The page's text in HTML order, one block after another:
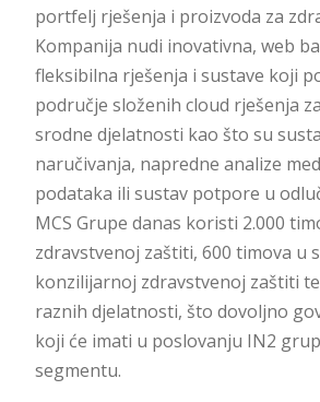
portfelj rješenja i proizvoda za
Kompanija nudi inovativna, web
fleksibilna rješenja i sustave koji
područje složenih cloud rješenja
srodne djelatnosti kao što su
naručivanja, napredne analize
podataka ili sustav potpore u
MCS Grupe danas koristi 2.000
zdravstvenoj zaštiti, 600 timova u
konzilijarnoj zdravstvenoj zaštiti
raznih djelatnosti, što dovoljno
koji će imati u poslovanju IN2
segmentu.